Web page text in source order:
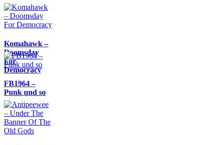
Komahawk –
Doomsday
For
Democracy
FB1964 –
Punk und so